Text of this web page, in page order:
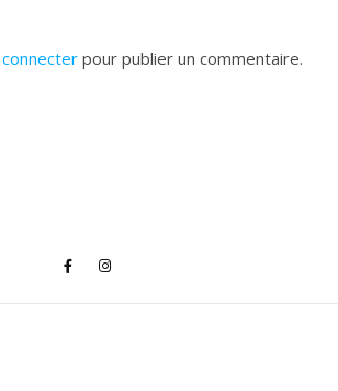
pour publier un commentaire.